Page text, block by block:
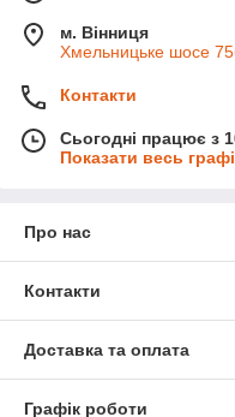
м. Вінниця
Хмельницьке шосе
Контакти
Сьогодні працює з
Показати весь
Про нас
Контакти
Доставка та оплата
Графік роботи